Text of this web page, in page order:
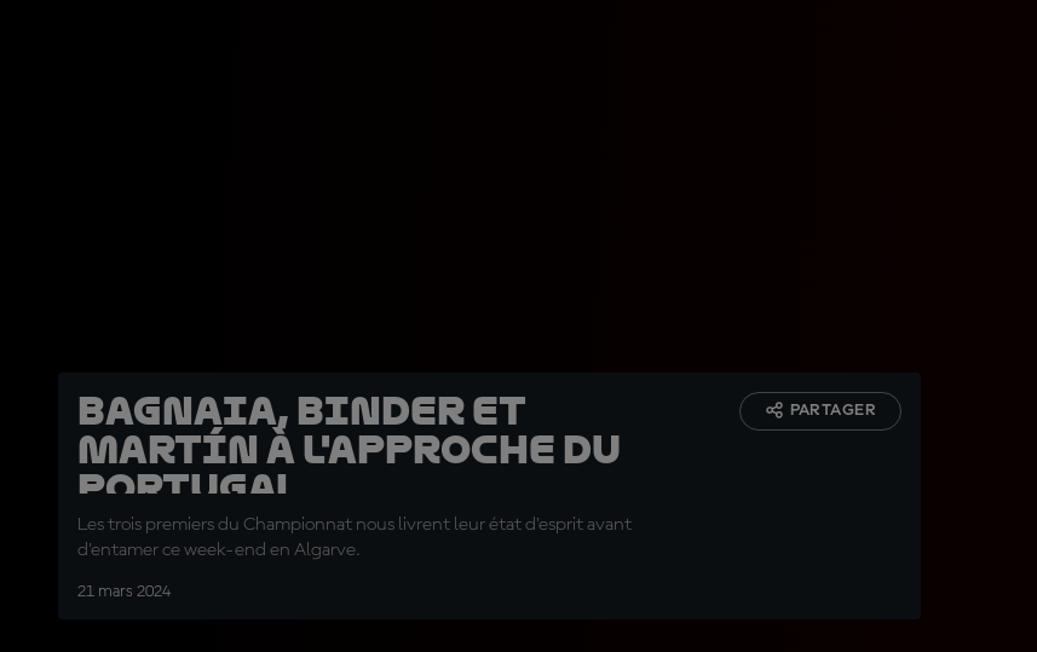
Bagnaia, Binder et
Martín à l'approche du
Portugal
Les trois premiers du Championnat nous livrent leur état d'esprit avant
d'entamer ce week-end en Algarve.
21 mars 2024
PARTAGER